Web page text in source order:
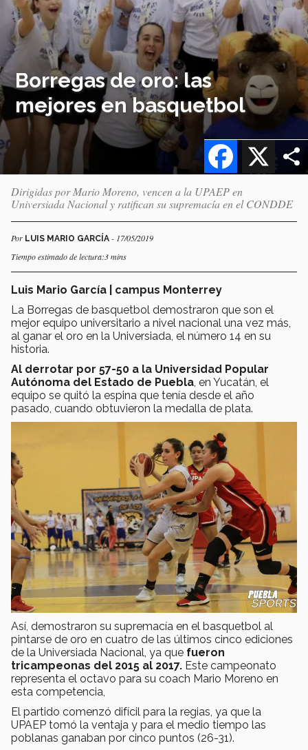
Borregas de oro: las
mejores en basquetbol
X
Facebook
Dirigidas por Mario Moreno, vencen a la UPAEP en
Universiada Nacional y ratifican su supremacía en el CONDDE
Por LUIS MARIO GARCÍA - 17/05/2019
Tiempo estimado de lectura:3 mins
Luis Mario García | campus Monterrey
La Borregas de basquetbol demostraron que son el
mejor equipo universitario a nivel nacional una vez más,
al ganar el oro en la Universiada, el número 14 en su
historia.
Al derrotar por 57-50 a la Universidad Popular
Autónoma del Estado de Puebla , en Yucatán, el
equipo se quitó la espina que tenía desde el año
pasado, cuando obtuvieron la medalla de plata.
Así, demostraron su supremacía en el basquetbol al
pintarse de oro en cuatro de las últimos cinco ediciones
de la Universiada Nacional, ya que fueron
tricampeonas del 2015 al 2017. Este campeonato
representa el octavo para su coach Mario Moreno en
esta competencia,
El partido comenzó difícil para la regias, ya que la
UPAEP tomó la ventaja y para el medio tiempo las
poblanas ganaban por cinco puntos (26-31).